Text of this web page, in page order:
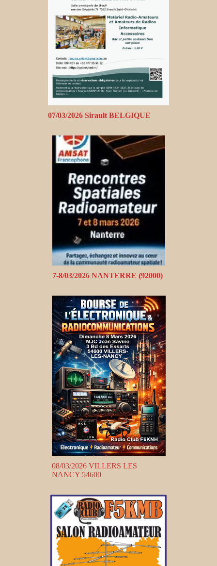
07/03/2026 Sirault BELGIQUE
7-8/03/2026 NANTERRE (92000)
08/03/2026 VILLERS LES
NANCY 54600